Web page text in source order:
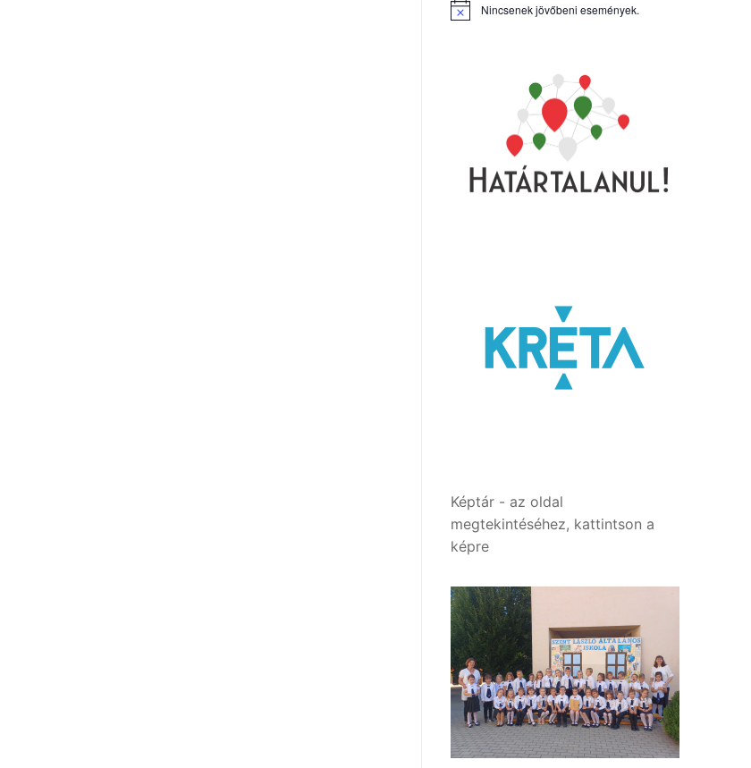
Notice Nincsenek jövőbeni események.
Képtár - az oldal
megtekintéséhez, kattintson a
képre